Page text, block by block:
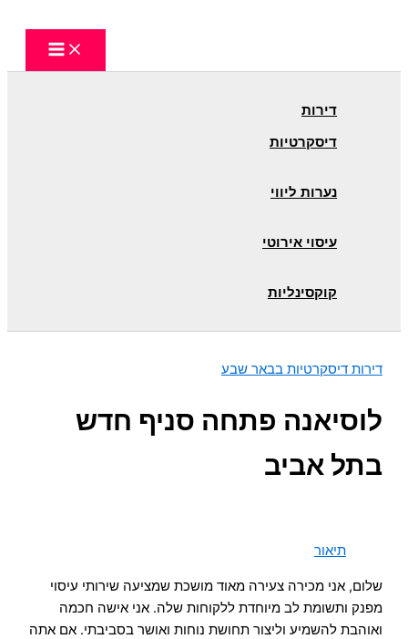
content
דירות
דיסקרטיות
נערות ליווי
עיסוי אירוטי
קוקסינליות
דירות דיסקרטיות בבאר שבע
לוסיאנה פתחה סניף חדש
בתל אביב
תיאור
שלום, אני מכירה צעירה מאוד מושכת שמציעה שירותי עיסוי
מפנק ותשומת לב מיוחדת ללקוחות שלה. אני אישה חכמה
ואוהבת להשמיע וליצור תחושת נוחות ואושר בסביבתי. אם אתה